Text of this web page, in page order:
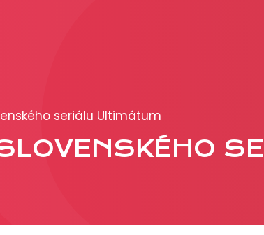
Viac o reklamných
formátoch
seriálu Ultimátum